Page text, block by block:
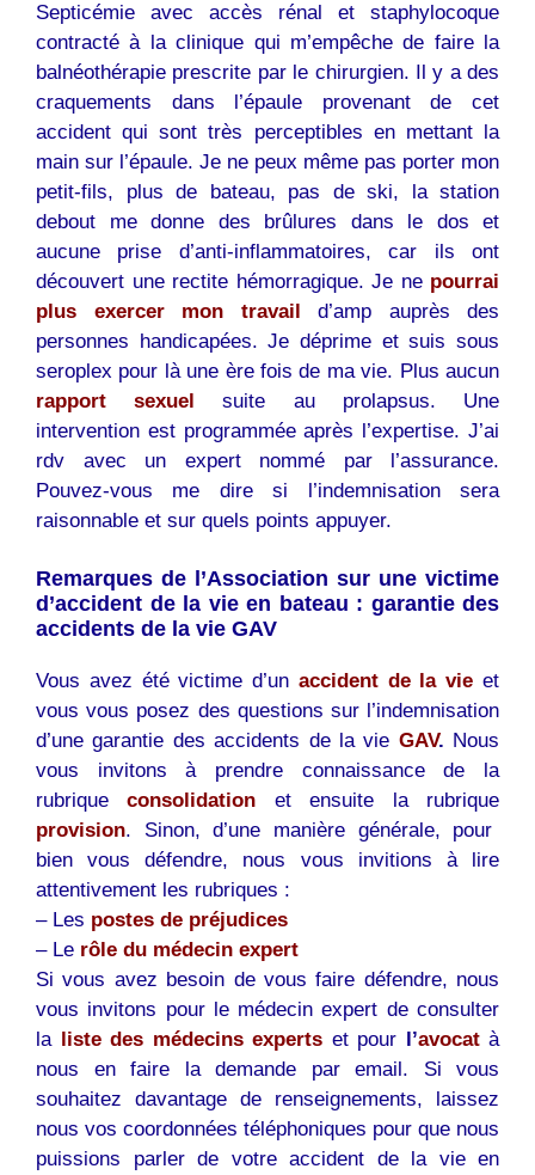
Septicémie avec accès rénal et staphylocoque
contracté à la clinique qui m’empêche de faire la
balnéothérapie prescrite par le chirurgien. Il y a des
craquements dans l’épaule provenant de cet
accident qui sont très perceptibles en mettant la
main sur l’épaule. Je ne peux même pas porter mon
petit-fils, plus de bateau, pas de ski, la station
debout me donne des brûlures dans le dos et
aucune prise d’anti-inflammatoires, car ils ont
découvert une rectite hémorragique. Je ne pourrai
plus exercer mon travail d’amp auprès des
personnes handicapées. Je déprime et suis sous
seroplex pour là une ère fois de ma vie. Plus aucun
rapport sexuelsuite au prolapsus. Une
intervention est programmée après l’expertise. J’ai
rdv avec un expert nommé par l’assurance.
Pouvez-vous me dire si l’indemnisation sera
raisonnable et sur quels points appuyer.
Remarques de l’Association sur une victime
d’accident de la vie en bateau : garantie des
accidents de la vie GAV
Vous avez été victime d’un accident de la vie et
vous vous posez des questions sur l’indemnisation
d’une garantie des accidents de la vie GAV. Nous
vous invitons à prendre connaissance de la
rubrique consolidation
et ensuite la rubrique
provision. Sinon, d’une manière générale, pour
bien vous défendre, nous vous invitions à lire
attentivement les rubriques :
– Les postes de préjudices
– Le rôle du médecin expert
Si vous avez besoin de vous faire défendre, nous
vous invitons pour le médecin expert de consulter
la liste des médecins experts et pour l’avocatà
nous en faire la demande par email. Si vous
souhaitez davantage de renseignements, laissez
nous vos coordonnées téléphoniques pour que nous
puissions parler de votre accident de la vie en